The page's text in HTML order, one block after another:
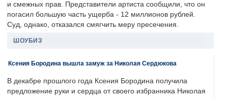
и смежных прав. Представители артиста сообщили, что он
погасил большую часть ущерба - 12 миллионов рублей.
Суд, однако, отказался смягчить меру пресечения.
ШОУБИЗ
Ксения Бородина вышла замуж за Николая Сердюкова
В декабре прошлого года Ксения Бородина получила
предложение руки и сердца от своего избранника Николая